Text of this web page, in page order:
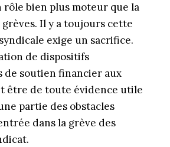
bien plus moteur que la
grèves. Il y a toujours cette
exige un sacrifice.
de dispositifs
soutien financier aux
être de toute évidence utile
partie des obstacles
dans la grève des